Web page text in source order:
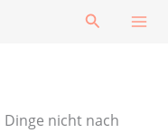
Suchen
nicht nach